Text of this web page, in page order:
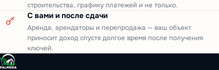
строительства, графику платежей и не только.
С вами и после сдачи
Аренда, арендаторы и перепродажа — ваш объект
приносит доход спустя долгое время после получения
ключей.